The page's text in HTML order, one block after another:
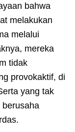
bahwa
melakukan
melalui
mereka
tidak
provokaktif, di
yang tak
berusaha